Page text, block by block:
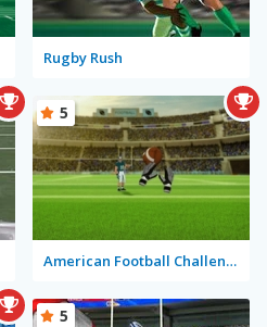
Rugby Rush
American Football Challenge
5
5